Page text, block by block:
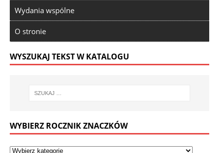
Wydania wspólne
O stronie
WYSZUKAJ TEKST W KATALOGU
WYBIERZ ROCZNIK ZNACZKÓW